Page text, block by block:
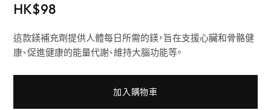
HK$98
這款鎂補充劑提供人體每日所需的鎂，旨在支援心臟和骨骼健
康、促進健康的能量代謝、維持大腦功能等。
加入購物車